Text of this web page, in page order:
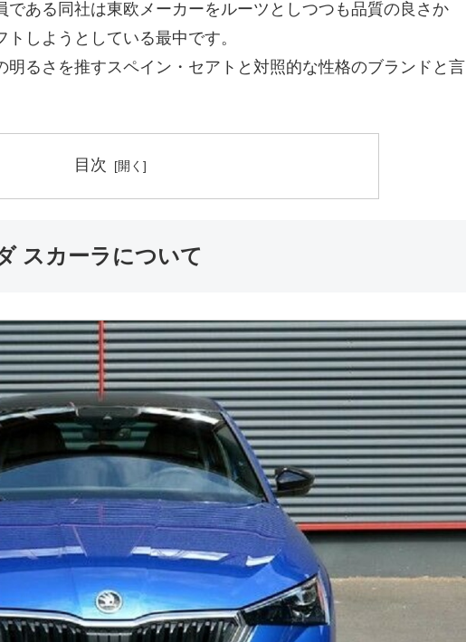
である同社は東欧メーカーをルーツとしつつも品質の良さか
しようとしている最中です。
明るさを推すスペイン・セアトと対照的な性格のブランドと言
目次
スカーラについて